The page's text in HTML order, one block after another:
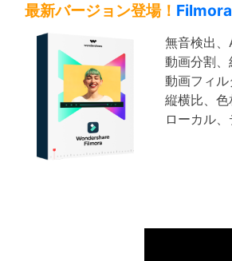
最新バージョン登場！
無音検出、
動画分割、
動画フィル
縦横比、色
ローカル、